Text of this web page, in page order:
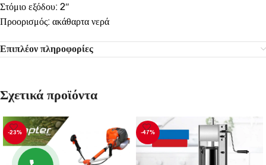
Στόμιο εξόδου: 2″
Προορισμός: ακάθαρτα νερά
Επιπλέον πληροφορίες
Σχετικά προϊόντα
-23% -47%